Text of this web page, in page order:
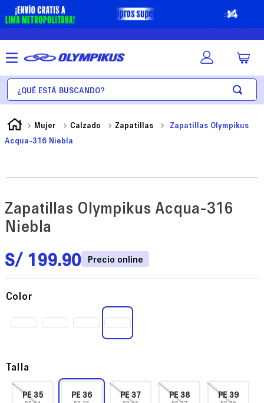
¿Qué está buscando?
Mujer Calzado Zapatillas
Zapatillas Olympikus
Acqua-316 Niebla
Zapatillas Olympikus Acqua-316
Niebla
S/ 199.90
Talla
PE35 PE36 PE37 PE38 PE39
Color